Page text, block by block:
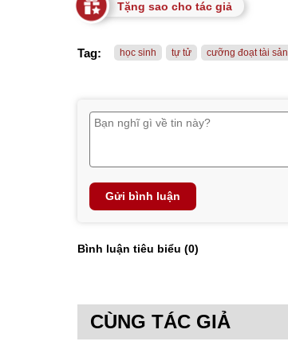
Tặng sao cho tác giả
Tag: học sinh tự tử cưỡng đoạt tài sản
Gửi bình luận
Bình luận tiêu biểu (0)
CÙNG TÁC GIẢ